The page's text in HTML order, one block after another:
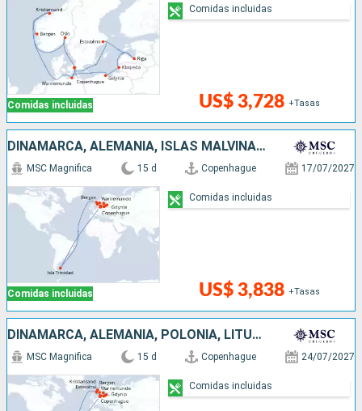
Comidas incluidas US$ 3,728 +Tasas
Comidas incluidas
DINAMARCA, ALEMANIA, ISLAS MALVINAS, NORUEGA, POLONIA, LITUANIA, LETONIA, SUECIA
Comidas incluidas
MSC Magnifica 15 d Copenhague 17/07/2027
US$ 3,838 +Tasas
Comidas incluidas
DINAMARCA, ALEMANIA, POLONIA, LITUANIA, LETONIA, SUECIA, ISLAS MALVINAS, NORUEGA
MSC Magnifica 15 d Copenhague 24/07/2027
Comidas incluidas